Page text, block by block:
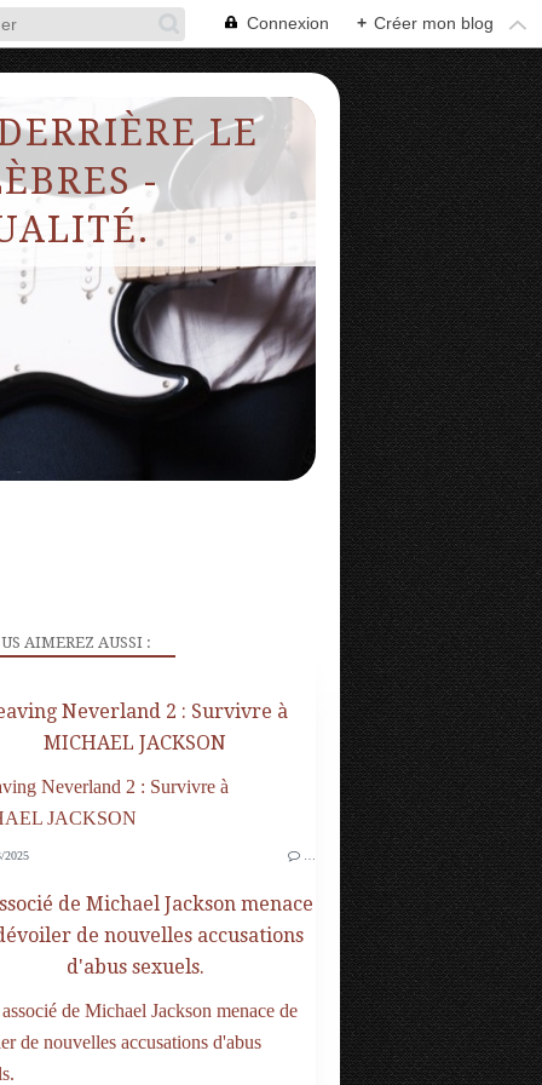
Connexion + Créer mon blog
LE
-
AIMEREZ AUSSI :
Neverland 2 : Survivre à
MICHAEL JACKSON
2025
de Michael Jackson menace
de nouvelles accusations
d'abus sexuels.